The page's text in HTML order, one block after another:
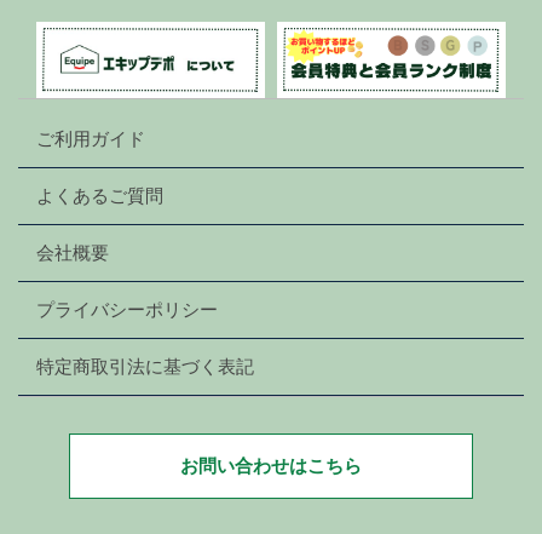
ご利用ガイド
よくあるご質問
会社概要
プライバシーポリシー
特定商取引法に基づく表記
お問い合わせはこちら